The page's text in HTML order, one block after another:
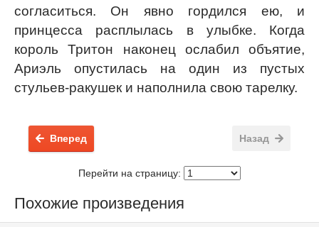
согласиться. Он явно гордился ею, и
принцесса расплылась в улыбке. Когда
король Тритон наконец ослабил объятие,
Ариэль опустилась на один из пустых
стульев-ракушек и наполнила свою тарелку.
Назад
Вперед
Перейти на страницу:
Похожие произведения